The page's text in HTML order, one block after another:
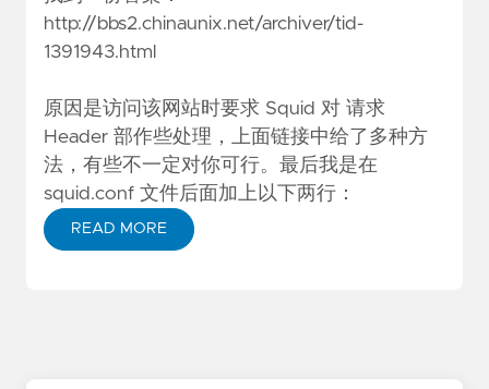
http://bbs2.chinaunix.net/archiver/tid-
1391943.html
原因是访问该网站时要求 Squid 对 请求
Header 部作些处理，上面链接中给了多种方
法，有些不一定对你可行。最后我是在
squid.conf 文件后面加上以下两行：
READ MORE